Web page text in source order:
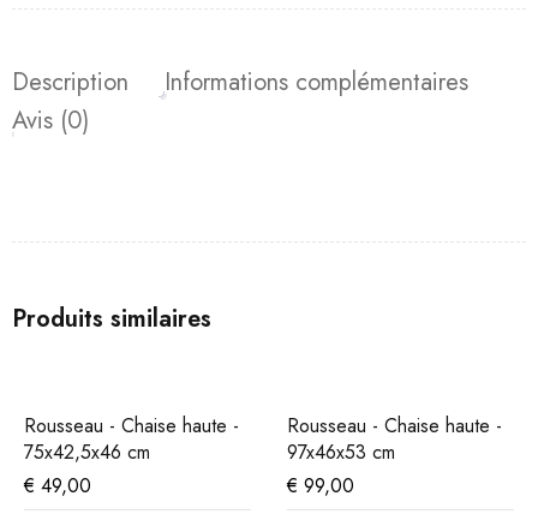
Description
Informations complémentaires
Avis (0)
Produits similaires
Rousseau - Chaise haute -
75x42,5x46 cm
€ 49,00
Rousseau - Chaise haute -
97x46x53 cm
€ 99,00